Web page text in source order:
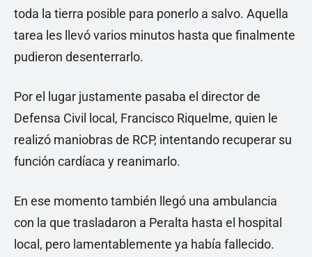
toda la tierra posible para ponerlo a salvo. Aquella
tarea les llevó varios minutos hasta que finalmente
pudieron desenterrarlo.
Por el lugar justamente pasaba el director de
Defensa Civil local, Francisco Riquelme, quien le
realizó maniobras de RCP, intentando recuperar su
función cardíaca y reanimarlo.
En ese momento también llegó una ambulancia
con la que trasladaron a Peralta hasta el hospital
local, pero lamentablemente ya había fallecido.